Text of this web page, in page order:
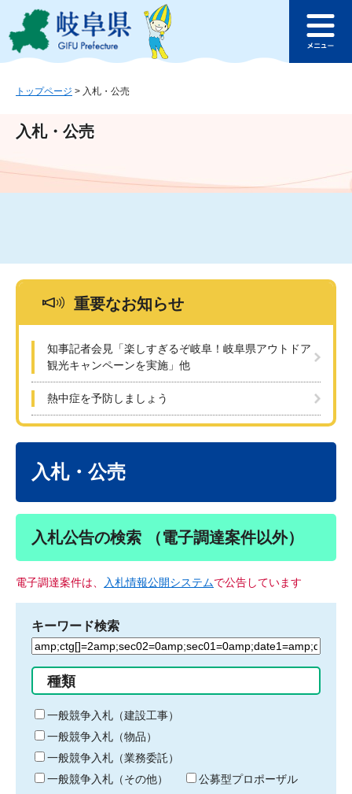
ジ
ュ
文
このページの本文へ
ュ
トップページ > 入札・公売
入札・公売
重要なお知らせ
知事記者会見「楽しすぎるぞ岐阜！岐阜県アウトドア
観光キャンペーンを実施」他
熱中症を予防しましょう
入札・公売
入札公告の検索 （電子調達案件以外）
電子調達案件は、 入札情報公開システムで公告しています
キーワード検索
検
る
キ
ー
ワ
ー
ド
種類
一般競争入札（建設工事）
一般競争入札（物品）
一般競争入札（業務委託）
一般競争入札（その他）
公募型プロポーザル